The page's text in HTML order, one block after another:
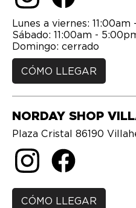
Lunes a viernes:
Sábado: 11:00am -
Domingo: cerrado
CÓMO LLEGAR
NORDAY SHOP
Plaza Cristal 86190
CÓMO LLEGAR